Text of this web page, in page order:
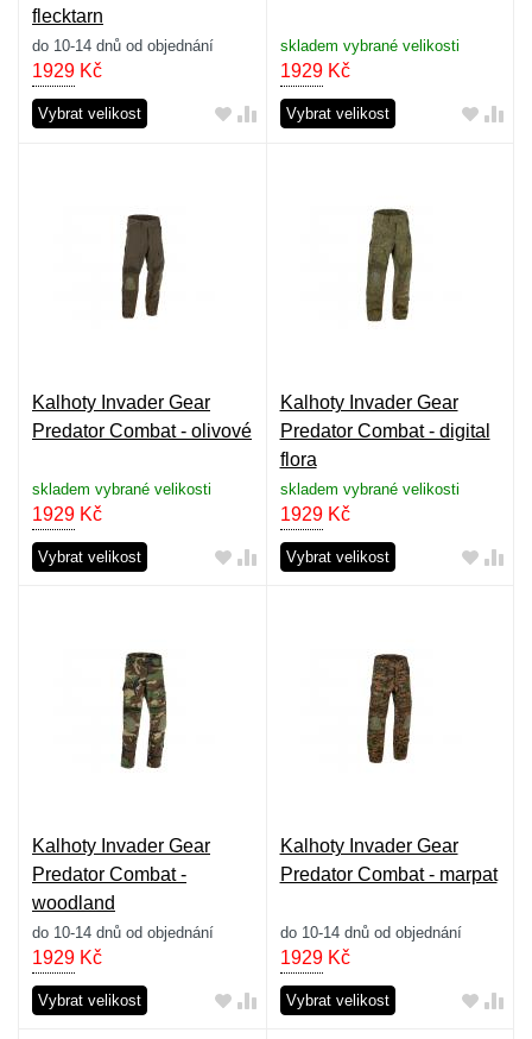
flecktarn
do 10-14 dnů od objednání
1929 Kč
Vybrat velikost
skladem vybrané velikosti
1929Kč
Vybrat velikost
Kalhoty Invader Gear
Predator Combat - olivové
skladem vybrané velikosti
1929 Kč
Vybrat velikost
Kalhoty Invader Gear
Predator Combat - digital
flora
skladem vybrané velikosti
1929Kč
Vybrat velikost
Kalhoty Invader Gear
Predator Combat -
woodland
do 10-14 dnů od objednání
1929 Kč
Vybrat velikost
Kalhoty Invader Gear
Predator Combat - marpat
do 10-14 dnů od objednání
1929Kč
Vybrat velikost